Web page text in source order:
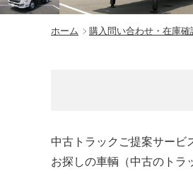
ホーム 購入問い合わせ・在庫確
中古トラックご提案サービ
お探しの車輌（中古のトラ